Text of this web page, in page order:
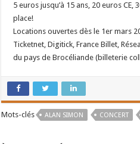
5 euros jusqu’à 15 ans, 20 euros
place!
Locations ouvertes dès le 1er mars
Ticketnet, Digitick, France Billet,
du pays de Brocéliande (billeterie
Mots-clés ALAN SIMON CONCERT